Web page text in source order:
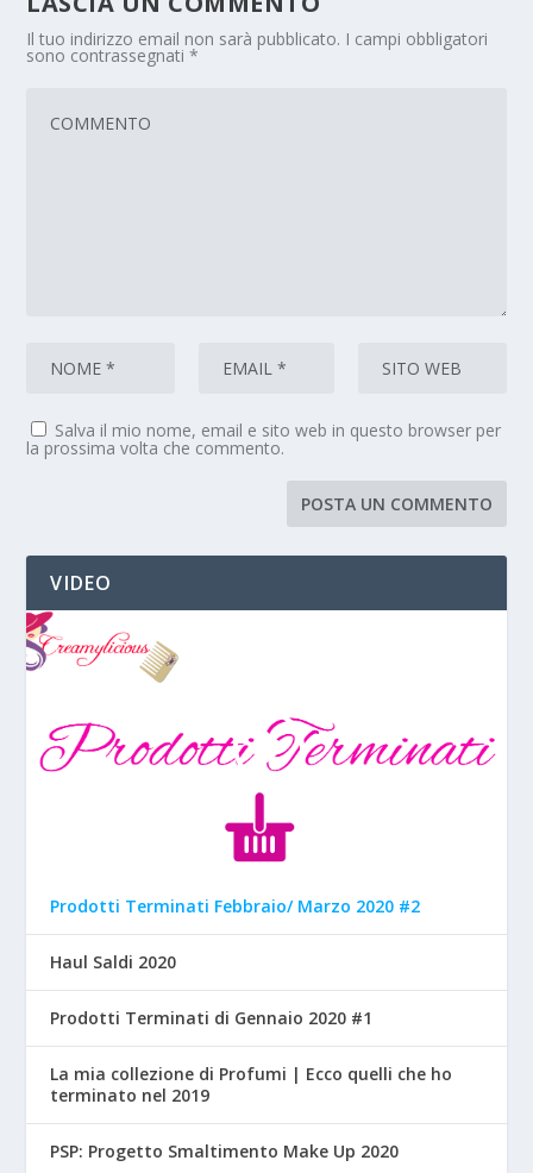
Il tuo indirizzo email non sarà pubblicato. I campi obbligatori
sono contrassegnati*
Salva il mio nome, email e sito web in questo browser per
la prossima volta che commento.
VIDEO
Prodotti Terminati Febbraio/ Marzo 2020 #2
Haul Saldi 2020
Prodotti Terminati di Gennaio 2020 #1
La mia collezione di Profumi | Ecco quelli che ho
terminato nel 2019
PSP: Progetto Smaltimento Make Up 2020